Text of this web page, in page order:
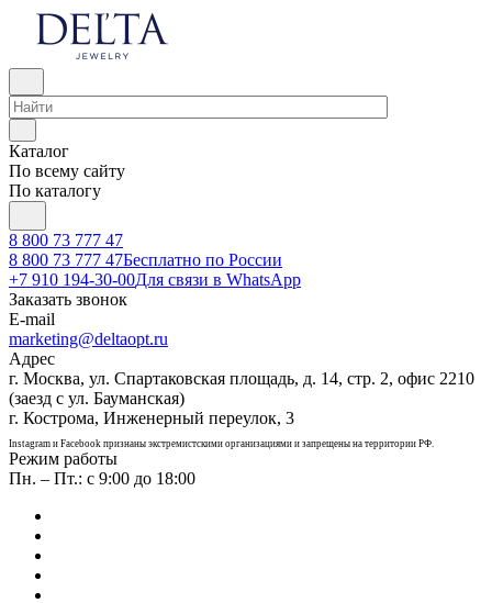
Каталог
По всему сайту
По каталогу
8 800 73 777 47
8 800 73 777 47Бесплатно по России
+7 910 194-30-00Для связи в WhatsApp
Заказать звонок
E-mail
marketing@deltaopt.ru
Адрес
г. Москва, ул. Спартаковская площадь, д. 14, стр. 2, офис 2210
(заезд с ул. Бауманская)
г. Кострома, Инженерный переулок, 3
Instagram и Facebook признаны экстремистскими организациями и запрещены на территории РФ.
Режим работы
Пн. – Пт.: с 9:00 до 18:00